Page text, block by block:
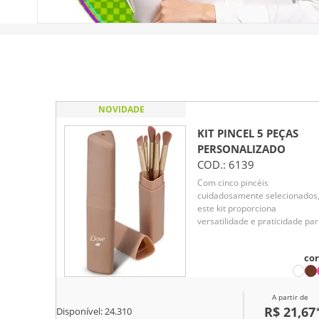
NOVIDADE
KIT PINCEL 5 PEÇAS
PERSONALIZADO
COD.: 6139
Com cinco pincéis
cuidadosamente selecionados,
este kit proporciona
versatilidade e praticidade
aquele sombreado perfeito.
Disponível:24.310
A partir de
R$ 21,67*